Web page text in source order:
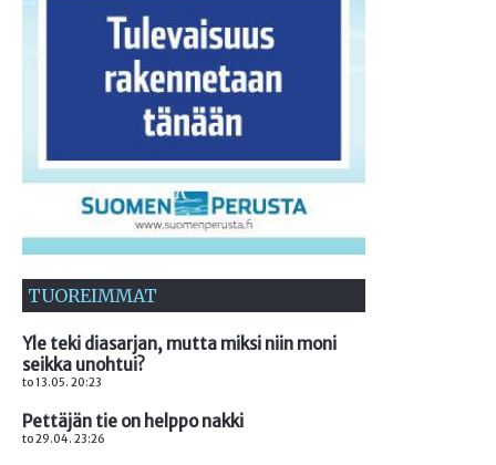
TUOREIMMAT
Yle teki diasarjan, mutta miksi niin moni
seikka unohtui?
to 13.05. 20:23
Pettäjän tie on helppo nakki
to 29.04. 23:26